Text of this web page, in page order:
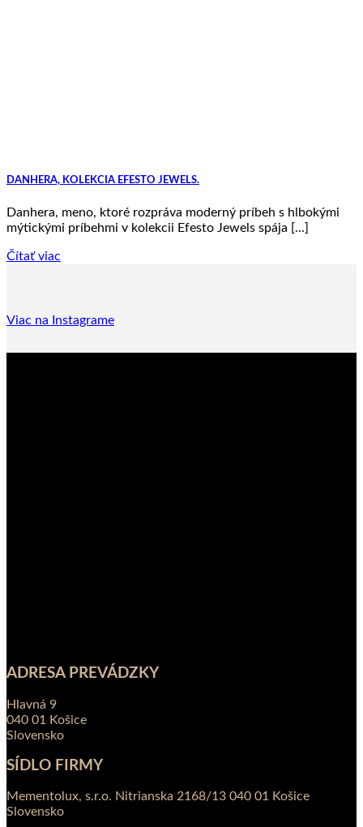
DANHERA, KOLEKCIA EFESTO JEWELS.
Danhera, meno, ktoré rozpráva moderný príbeh s hlbokými
mýtickými príbehmi v kolekcii Efesto Jewels spája [...]
Čítať viac
Viac na Instagrame
ADRESA PREVÁDZKY
Hlavná 9
040 01 Košice
Slovensko
SÍDLO FIRMY
Mementolux, s.r.o. Nitrianska 2168/13 040 01 Košice
Slovensko